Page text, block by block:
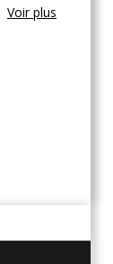
Voir plus